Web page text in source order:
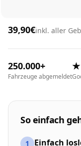
39,90€inkl. aller
250.000+
Fahrzeuge abgemeldet
★
So einfach
1 Einfach